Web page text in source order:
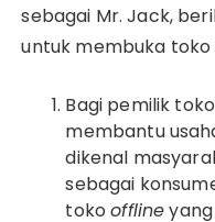
sebagai Mr. Jack,
untuk membuka toko
Bagi pemilik
membantu
dikenal
sebagai
tokooffline